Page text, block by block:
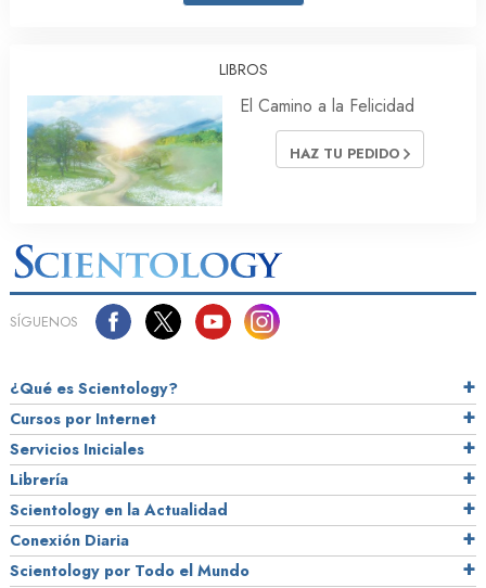
LIBROS
El Camino a la Felicidad
HAZ TU PEDIDO
SÍGUENOS
¿Qué es Scientology?
Cursos por Internet
Servicios Iniciales
Librería
Scientology en la Actualidad
Conexión Diaria
Scientology por Todo el Mundo